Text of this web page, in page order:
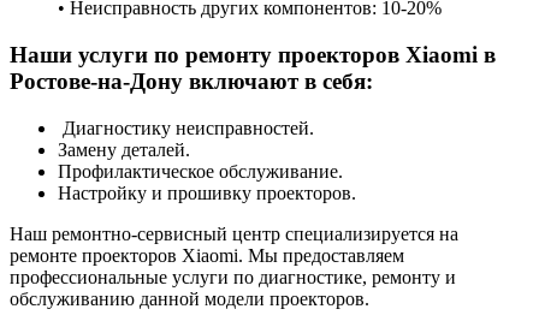
• Неисправность других компонентов: 10-20%
Наши услуги по ремонту проекторов Xiaomi в
Ростове-на-Дону включают в себя:
Диагностику неисправностей.
Замену деталей.
Профилактическое обслуживание.
Настройку и прошивку проекторов.
Наш ремонтно-сервисный центр специализируется на
ремонте проекторов Xiaomi. Мы предоставляем
профессиональные услуги по диагностике, ремонту и
обслуживанию данной модели проекторов.